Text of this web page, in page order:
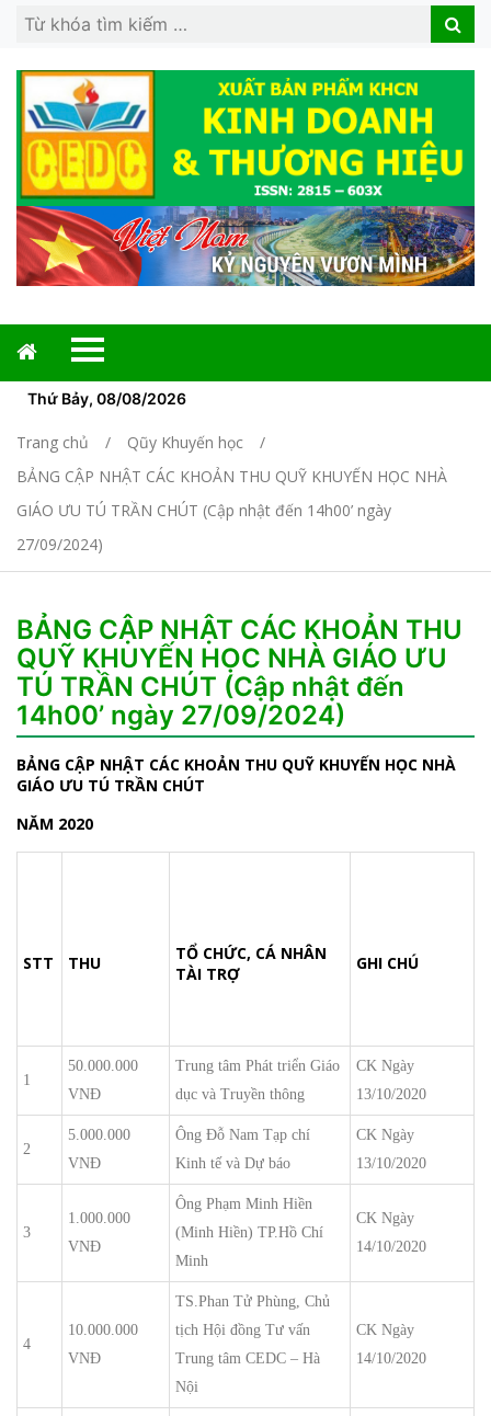
Search
Search
Thứ Bảy, 08/08/2026
Trang chủ
Qũy Khuyến học
BẢNG CẬP NHẬT CÁC KHOẢN THU QUỸ KHUYẾN HỌC NHÀ
GIÁO ƯU TÚ TRẦN CHÚT (Cập nhật đến 14h00’ ngày
27/09/2024)
BẢNG CẬP NHẬT CÁC KHOẢN THU
QUỸ KHUYẾN HỌC NHÀ GIÁO ƯU
TÚ TRẦN CHÚT (Cập nhật đến
14h00’ ngày 27/09/2024)
BẢNG CẬP NHẬT CÁC KHOẢN THU QUỸ KHUYẾN HỌC NHÀ
GIÁO ƯU TÚ TRẦN CHÚT
NĂM 2020
STT THU
TỔ CHỨC, CÁ NHÂN
TÀI TRỢ
GHI CHÚ
1
50.000.000
VNĐ
Trung tâm Phát triển Giáo
dục và Truyền thông
CK Ngày
13/10/2020
2
5.000.000
VNĐ
Ông Đỗ Nam Tạp chí
Kinh tế và Dự báo
CK Ngày
13/10/2020
3
1.000.000
VNĐ
Ông Phạm Minh Hiền
(Minh Hiền) TP.Hồ Chí
Minh
CK Ngày
14/10/2020
4
10.000.000
VNĐ
TS.Phan Tử Phùng, Chủ
tịch Hội đồng Tư vấn
Trung tâm CEDC – Hà
Nội
CK Ngày
14/10/2020